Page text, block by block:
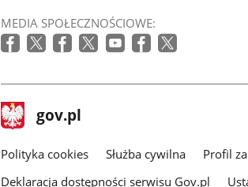
MEDIA SPOŁECZNOŚCIOWE:
stopka
gov.pl Strona
gov.pl
gov.pl
Polityka cookies Służba cywilna Profil
Deklaracja dostępności serwisu Gov.pl